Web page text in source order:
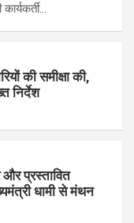
की समीक्षा की,
निर्देश
और प्रस्तावित
धामी से मंथन